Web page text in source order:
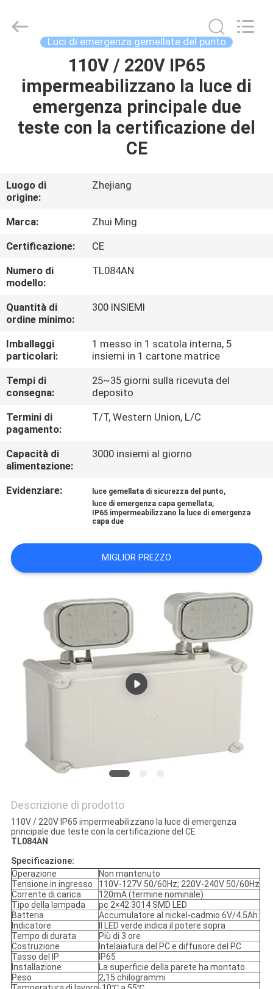
PRODOTTI
GIRO
DELLA
FABBRICA
CONTROLLO
DI
QUALITÀ
CONTATTICI
RICHIEDA
UNA
MAPPA
NORME
PRIVACY
Dreamy
Technology
Luci di emergenza gemellate del punto
110V / 220V IP65
impermeabilizzano la luce di
emergenza principale due
teste con la certificazione del
CE
Luogo di
origine:
Zhejiang
Marca:
Zhui Ming
Certificazione:
CE
Numero di
modello:
TL084AN
Quantità di
ordine minimo:
300 INSIEMI
Imballaggi
particolari:
1 messo in 1 scatola interna, 5
insiemi in 1 cartone matrice
Tempi di
consegna:
25~35 giorni sulla ricevuta del
deposito
Termini di
pagamento:
T/T, Western Union, L/C
Capacità di
alimentazione:
3000 insiemi al giorno
Evidenziare: luce gemellata di sicurezza del punto,
luce di emergenza capa gemellata,
IP65 impermeabilizzano la luce di emergenza
capa due
MIGLIOR PREZZO
Descrizione di prodotto
110V / 220V IP65 impermeabilizzano la luce di emergenza
principale due teste con la certificazione del CE
TL084AN
Specificazione:
Operazione
Non mantenuto
Tensione in ingresso
110V-127V 50/60Hz; 220V-240V 50/60Hz
Corrente di carica
120mA (termine nominale)
Tipo della lampada
pc 2×42 3014 SMD LED
Batteria
Accumulatore al nickel-cadmio 6V/4.5Ah
Indicatore
Il LED verde indica il potere sopra
Tempo di durata
Più di 3 ore
Costruzione
Intelaiatura del PC e diffusore del PC
Tasso del IP
IP65
Installazione
La superficie della parete ha montato
Peso
2,15 chilogrammi